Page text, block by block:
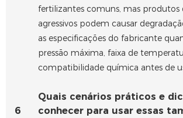
fertilizantes comuns, mas produtos
agressivos podem causar
as especificações do fabricante
pressão máxima, faixa de
compatibilidade química antes de
6
Quais cenários práticos e
conhecer para usar essas